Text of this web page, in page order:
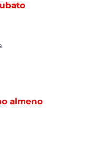
almeno